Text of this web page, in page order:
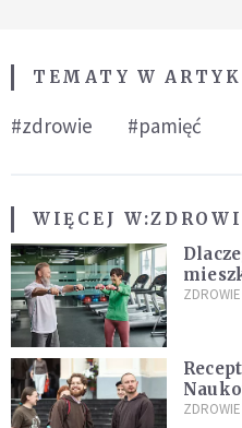
TEMATY W
#zdrowie #pamięć
WIĘCEJ W:
ZDROWIE
ZDROWIE